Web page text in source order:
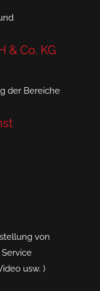
& Co. KG
der Bereiche
von
usw. )